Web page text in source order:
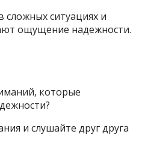
сложных ситуациях и
ощущение надежности.
которые
и слушайте друг друга